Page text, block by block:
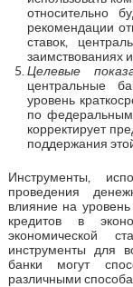
относительно
рекомендации
ставок,
заимствованиях
Целевые
центральные
уровень
по
корректирует
поддержания
Инструменты,
проведения
влияние на
кредитов в
экономической
инструменты для
банки могут
различными